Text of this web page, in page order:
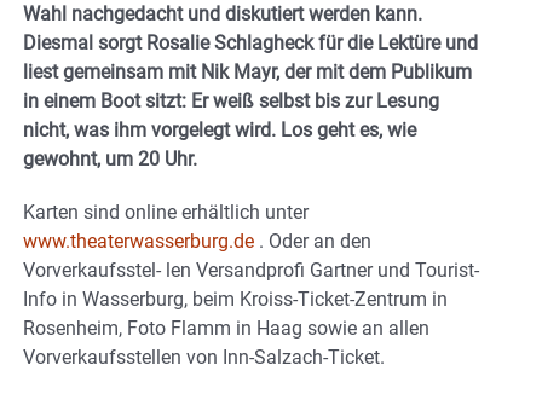
Wahl nachgedacht und diskutiert werden kann.
Diesmal sorgt Rosalie Schlagheck für die Lektüre und
liest gemeinsam mit Nik Mayr, der mit dem Publikum
in einem Boot sitzt: Er weiß selbst bis zur Lesung
nicht, was ihm vorgelegt wird. Los geht es, wie
gewohnt, um 20 Uhr.
Karten sind online erhältlich unter
www.theaterwasserburg.de . Oder an den
Vorverkaufsstel- len Versandprofi Gartner und Tourist-
Info in Wasserburg, beim Kroiss-Ticket-Zentrum in
Rosenheim, Foto Flamm in Haag sowie an allen
Vorverkaufsstellen von Inn-Salzach-Ticket.